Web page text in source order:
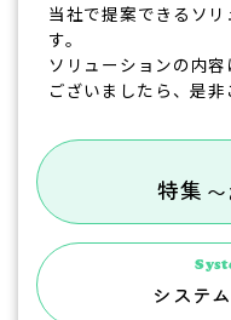
当社で提案できるソ
す。
ソリューションの内
ございましたら、是非
特集
システ